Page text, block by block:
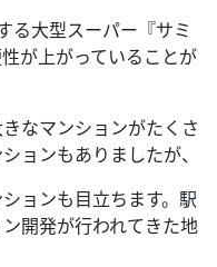
る大型スーパー『サミ
が上がっていることが
なマンションがたくさ
ョンもありましたが、
ョンも目立ちます。駅
開発が行われてきた地